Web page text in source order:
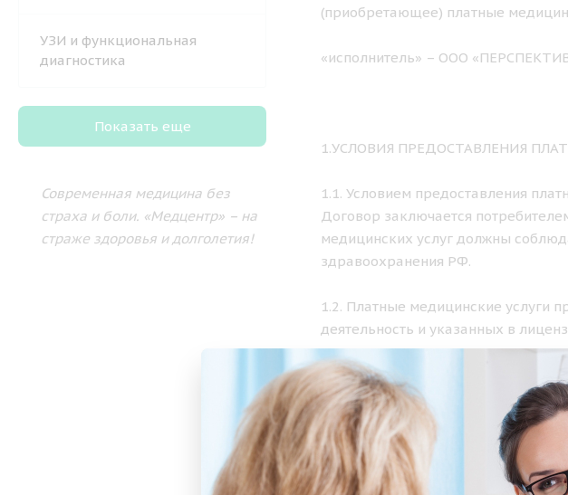
УЗИ и функциональная
диагностика
Показать еще
Современная медицина без
страха и боли. «Медцентр» – на
страже здоровья и долголетия!
(приобретающее) платные
«исполнитель» – ООО
1.УСЛОВИЯ ПРЕДОСТАВЛЕНИЯ
1.1. Условием предоставления
Договор заключается
медицинских услуг должны
здравоохранения РФ.
1.2. Платные медицинские услуги
деятельность и указанных в
установленном порядке.
2. ПОРЯДОК И ФОРМА
2.1. Медицинские услуги,